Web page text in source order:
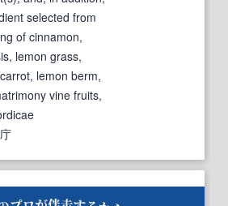
selected from
of cinnamon,
lemon grass,
lemon berm,
vine fruits,